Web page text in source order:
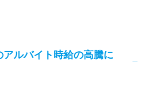
アルバイト時給の高騰に